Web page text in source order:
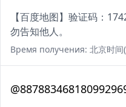
【百度地图】验证码：
勿告知他人。
Время получения: 北京时间